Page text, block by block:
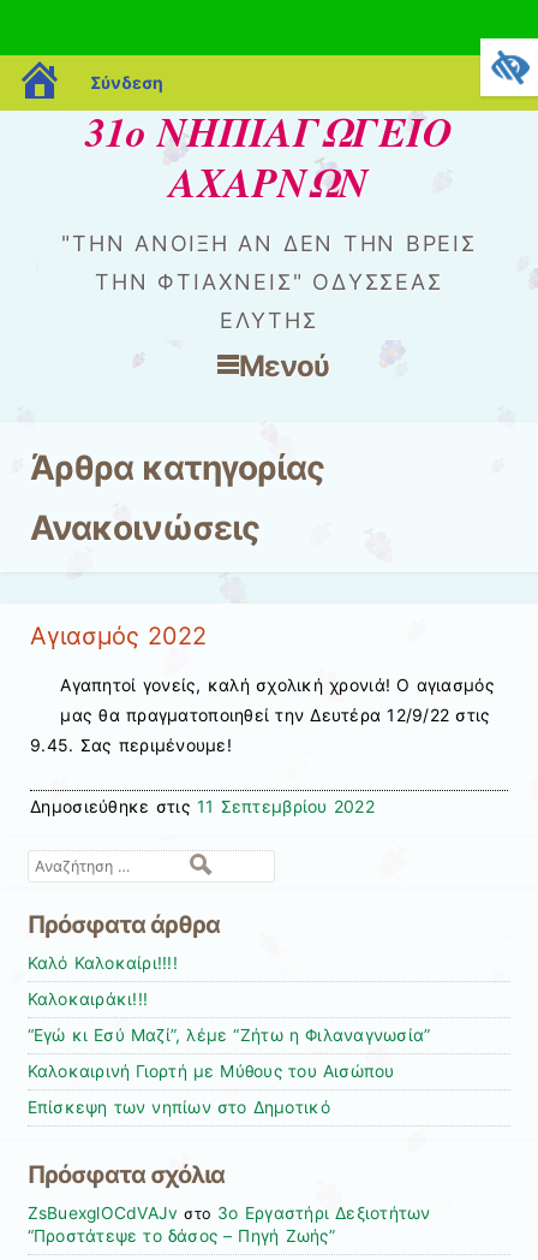
blogs.sch.gr
Σύνδεση
31ο ΝΗΠΙΑΓΩΓΕΙΟ
ΑΧΑΡΝΩΝ
"ΤΗΝ ΆΝΟΙΞΗ ΑΝ ΔΕΝ ΤΗΝ ΒΡΕΙΣ
ΤΗΝ ΦΤΙΆΧΝΕΙΣ" ΟΔΥΣΣΈΑΣ
ΕΛΎΤΗΣ
Μενού
Άρθρα κατηγορίας
Ανακοινώσεις
Αγιασμός 2022
Αγαπητοί γονείς, καλή σχολική χρονιά! Ο αγιασμός
μας θα πραγματοποιηθεί την Δευτέρα 12/9/22 στις
9.45. Σας περιμένουμε!
Δημοσιεύθηκε στις 11 Σεπτεμβρίου 2022
Αναζήτηση
Πρόσφατα άρθρα
Καλό Καλοκαίρι!!!!
Καλοκαιράκι!!!
“Εγώ κι Εσύ Μαζί”, λέμε “Ζήτω η Φιλαναγνωσία”
Καλοκαιρινή Γιορτή με Μύθους του Αισώπου
Επίσκεψη των νηπίων στο Δημοτικό
Πρόσφατα σχόλια
ZsBuexglOCdVAJv στο 3ο Εργαστήρι Δεξιοτήτων
“Προστάτεψε το δάσος – Πηγή Ζωής”